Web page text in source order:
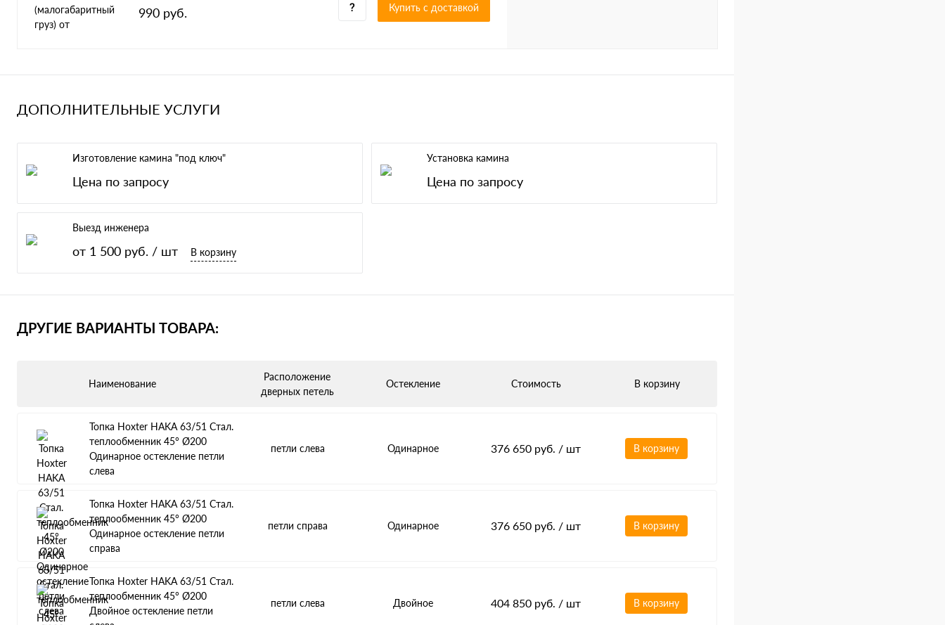
990 руб. Купить c доставкой
ДОПОЛНИТЕЛЬНЫЕ УСЛУГИ
Изготовление камина "под ключ"
Цена по запросу
Установка камина
Цена по запросу
Выезд инженера
от 1 500 руб. / шт В корзину
ДРУГИЕ ВАРИАНТЫ ТОВАРА:
Наименование
Расположение
дверных петель
Остекление Стоимость В корзину
Топка Hoxter HAKA 63/51 Стал.
теплообменник 45° Ø200
Одинарное остекление петли
слева
петли слева Одинарное 376 650 руб. / шт В корзину
Топка Hoxter HAKA 63/51 Стал.
теплообменник 45° Ø200
Одинарное остекление петли
справа
петли справа Одинарное 376 650 руб. / шт В корзину
Топка Hoxter HAKA 63/51 Стал.
теплообменник 45° Ø200
Двойное остекление петли
петли слева Двойное 404 850 руб. / шт В корзину